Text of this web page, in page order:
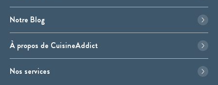
Notre Blog
À propos de CuisineAddict
Nos services